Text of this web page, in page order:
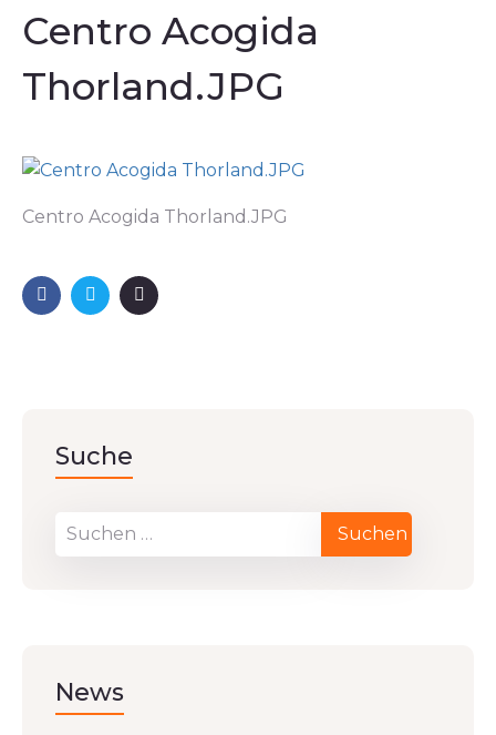
Centro Acogida
Thorland.JPG
Centro Acogida Thorland.JPG
Suche
News